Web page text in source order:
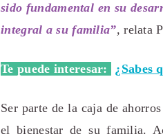
sido fundamental en su
integral a su familia”, relata
Te puede interesar: ¿Sabes
Ser parte de la caja de
el bienestar de su familia.